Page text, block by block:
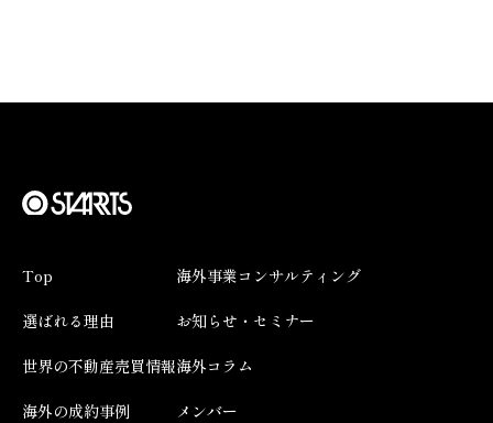
Top
選ばれる理由
世界の不動産売買情報
海外の成約事例
海外事業コンサルティング
お知らせ・セミナー
海外コラム
メンバー